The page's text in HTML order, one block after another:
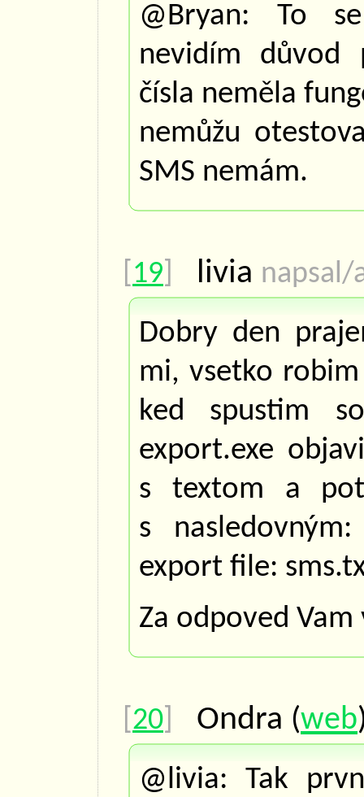
@Bryan: To
nevidím důvod
čísla neměla
nemůžu
SMS nemám.
19 livia napsal/
Dobry den
mi, vsetko
ked spustim
export.exe
s textom a
s
export file:
Za odpoved
20 Ondra (web
@livia: Tak